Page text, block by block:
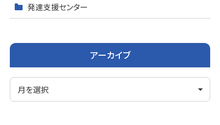
発達支援センター
アーカイブ